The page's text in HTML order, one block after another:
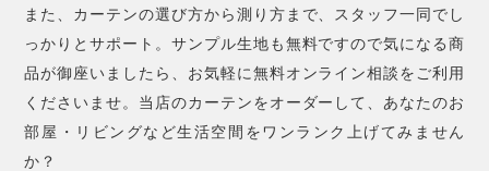
また、カーテンの選び方から測り方まで、スタッフ一同でし
っかりとサポート。サンプル生地も無料ですので気になる商
品が御座いましたら、お気軽に無料オンライン相談をご利用
くださいませ。当店のカーテンをオーダーして、あなたのお
部屋・リビングなど生活空間をワンランク上げてみません
か？